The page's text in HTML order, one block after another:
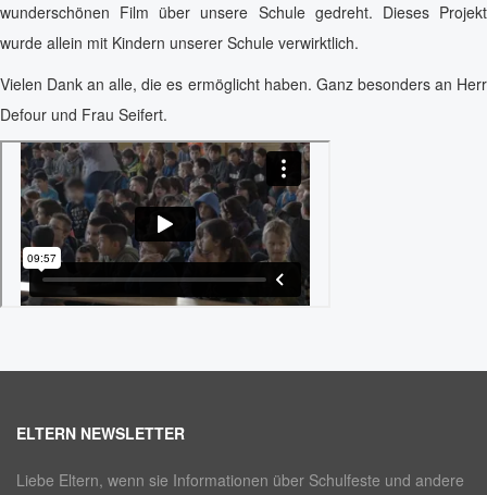
wunderschönen Film über unsere Schule gedreht. Dieses Projekt
wurde allein mit Kindern unserer Schule verwirktlich.
Vielen Dank an alle, die es ermöglicht haben. Ganz besonders an Herr
Defour und Frau Seifert.
ELTERN NEWSLETTER
Liebe Eltern, wenn sie Informationen über Schulfeste und andere